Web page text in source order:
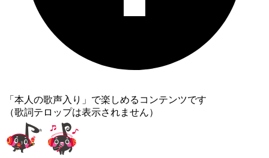
「本人の歌声入り」で楽しめるコンテンツです
（歌詞テロップは表示されません）